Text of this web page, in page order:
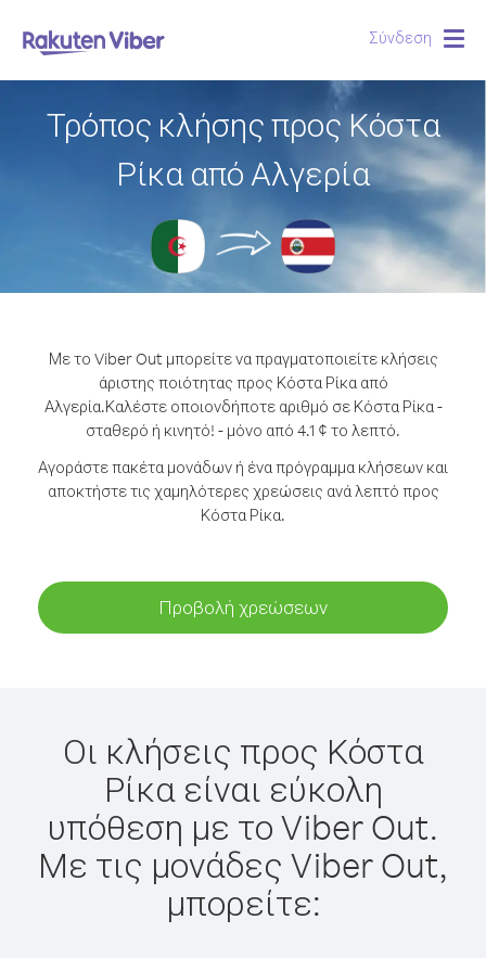
Σύνδεση
Τρόπος κλήσης προς Κόστα
Ρίκα από Αλγερία
Με το Viber Out μπορείτε να πραγματοποιείτε κλήσεις
άριστης ποιότητας προς Κόστα Ρίκα από
Αλγερία.Καλέστε οποιονδήποτε αριθμό σε Κόστα Ρίκα -
σταθερό ή κινητό! - μόνο από 4.1 ¢ το λεπτό.
Αγοράστε πακέτα μονάδων ή ένα πρόγραμμα κλήσεων και
αποκτήστε τις χαμηλότερες χρεώσεις ανά λεπτό προς
Κόστα Ρίκα.
Προβολή χρεώσεων
Οι κλήσεις προς Κόστα
Ρίκα είναι εύκολη
υπόθεση με το Viber Out.
Με τις μονάδες Viber Out,
μπορείτε: